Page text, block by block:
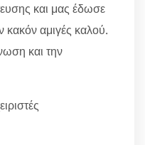
και μας έδωσε
αμιγές καλού.
και την